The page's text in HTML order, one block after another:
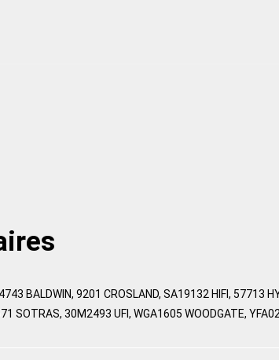
BALDWIN, 9201 CROSLAND, SA19132 HIFI, 57713
SOTRAS, 30M2493 UFI, WGA1605 WOODGATE,